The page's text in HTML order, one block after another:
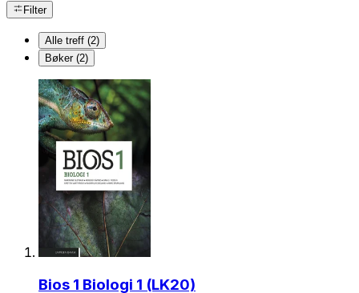
Filter
Alle treff (2)
Bøker (2)
Bios 1 Biologi 1 (LK20)